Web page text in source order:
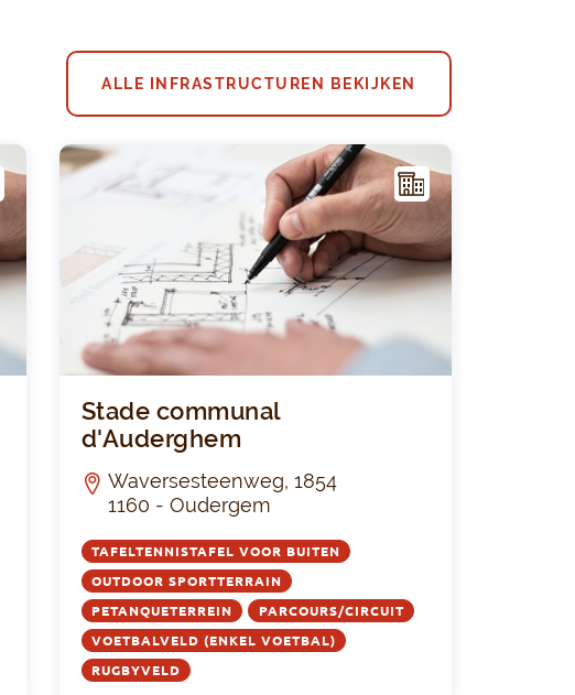
ALLE INFRASTRUCTUREN BEKIJKEN
NFR
AST
RUC
Stade communal
d'Auderghem
Waversesteenweg, 1854
1160 - Oudergem
TAFELTENNISTAFEL VOOR BUITEN
OUTDOOR SPORTTERRAIN
PETANQUETERREIN PARCOURS/CIRCUIT
VOETBALVELD (ENKEL VOETBAL)
RUGBYVELD